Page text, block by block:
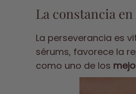
La constancia
La perseverancia es
sérums, favorece la
como uno de los